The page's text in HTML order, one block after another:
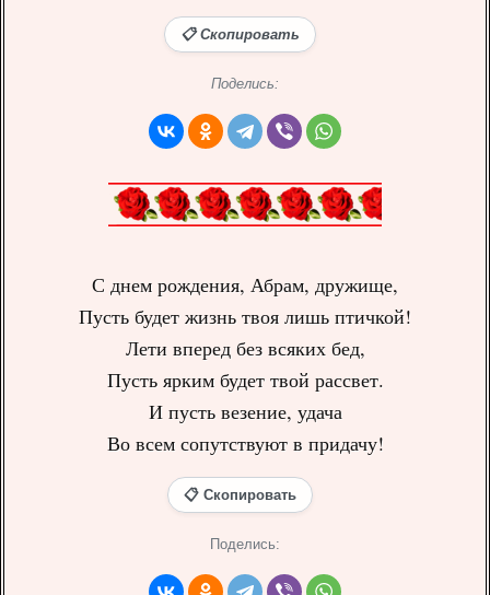
📋 Скопировать
Поделись:
С днем рождения, Абрам, дружище,
Пусть будет жизнь твоя лишь птичкой!
Лети вперед без всяких бед,
Пусть ярким будет твой рассвет.
И пусть везение, удача
Во всем сопутствуют в придачу!
📋 Скопировать
Поделись: